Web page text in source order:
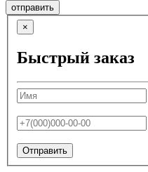
отправить
×
Быстрый заказ
Отправить